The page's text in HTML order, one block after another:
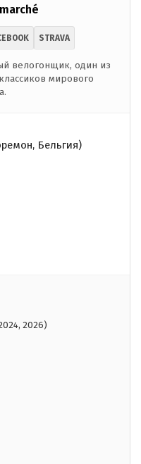
STRAVA
велогонщик, один из
мирового
Бельгия)
2026)